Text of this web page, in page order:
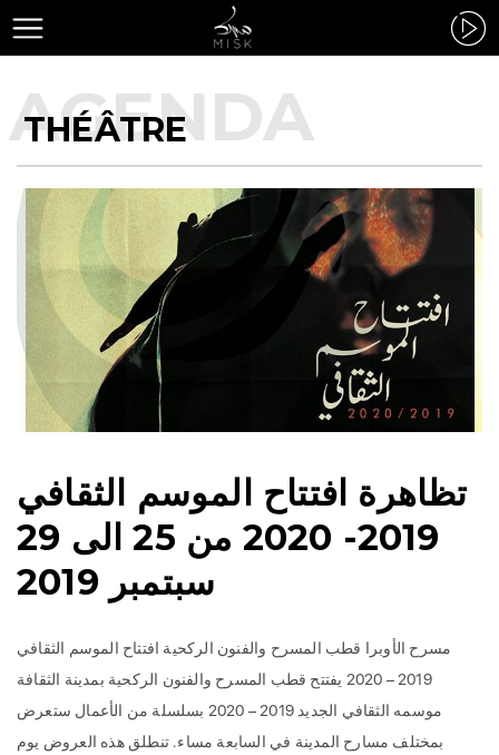
THÉÂTRE
تظاهرة افتتاح الموسم الثقافي
2019- 2020 من 25 الى 29
سبتمبر 2019
مسرح الأوبرا قطب المسرح والفنون الركحية افتتاح الموسم الثقافي
2019 – 2020 يفتتح قطب المسرح والفنون الركحية بمدينة الثقافة
موسمه الثقافي الجديد 2019 – 2020 بسلسلة من الأعمال ستعرض
بمختلف مسارح المدينة في السابعة مساء. تنطلق هذه العروض يوم